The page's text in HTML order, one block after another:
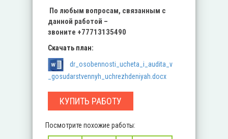
По любым вопросам, связанным с
данной работой –
звоните +77713135490
Скачать план:
dr_osobennosti_ucheta_i_audita_v
_gosudarstvennyh_uchrezhdeniyah.docx
КУПИТЬ РАБОТУ
Посмотрите похожие работы: